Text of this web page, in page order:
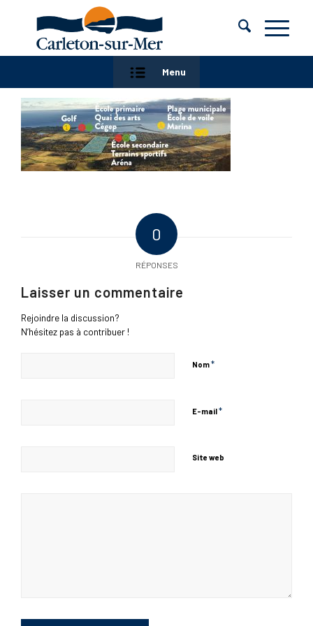
Menu
0
RÉPONSES
Laisser un commentaire
Rejoindre la discussion?
N’hésitez pas à contribuer !
Nom*
E-mail*
Site web